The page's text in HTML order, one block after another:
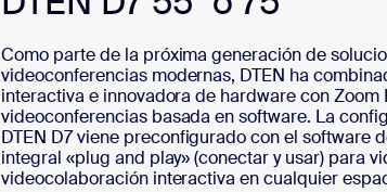
Como parte de la próxima generación de
videoconferencias modernas, DTEN ha
interactiva e innovadora de hardware con
videoconferencias basada en software. La
DTEN D7 viene preconfigurado con el software
integral «plug and play» (conectar y usar) para
videocolaboración interactiva en cualquier